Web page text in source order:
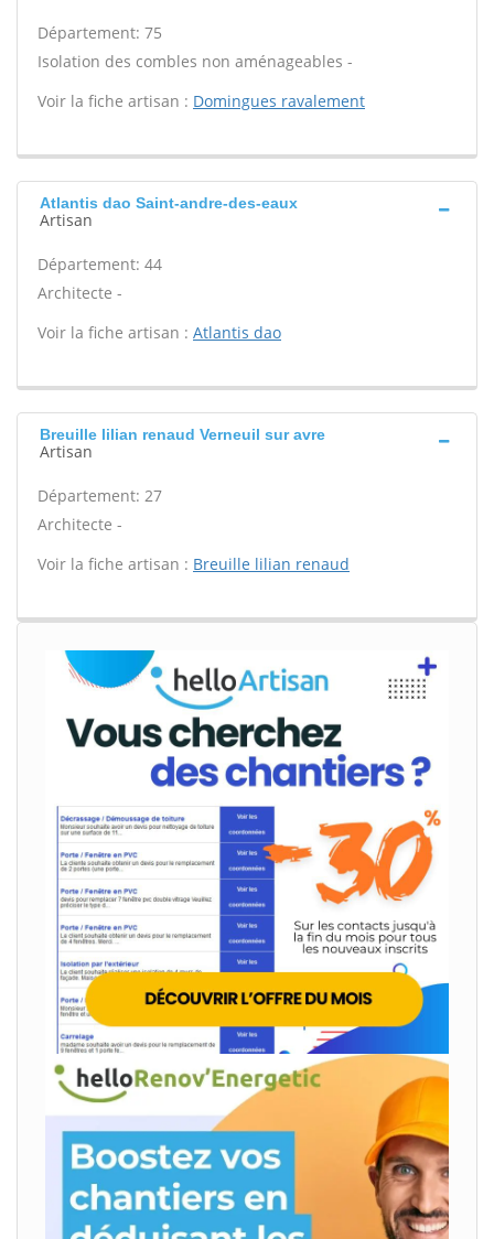
Département: 75
Isolation des combles non aménageables -
Voir la fiche artisan : Domingues ravalement
Atlantis dao Saint-andre-des-eaux
Artisan
Département: 44
Architecte -
Voir la fiche artisan : Atlantis dao
Breuille lilian renaud Verneuil sur avre
Artisan
Département: 27
Architecte -
Voir la fiche artisan : Breuille lilian renaud